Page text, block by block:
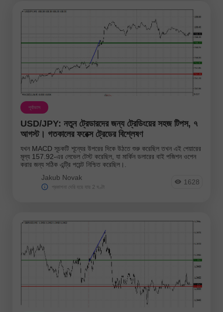
পূর্বাভাস
USD/JPY: নতুন ট্রেডারদের জন্য ট্রেডিংয়ের সহজ টিপস, ৭
আগস্ট। গতকালের ফরেক্স ট্রেডের বিশ্লেষণ
যখন MACD সূচকটি শূন্যের উপরের দিকে উঠতে শুরু করেছিল তখন এই পেয়ারের
মূল্য 157.92-এর লেভেল টেস্ট করেছিল, যা মার্কিন ডলারের বাই পজিশন ওপেন
করার জন্য সঠিক এন্ট্রি পয়েন্ট নিশ্চিত করেছিল।.
Jakub Novak
প্রকাশনা দেরি হয়ে যায় 2 ঘণ্টা
1628